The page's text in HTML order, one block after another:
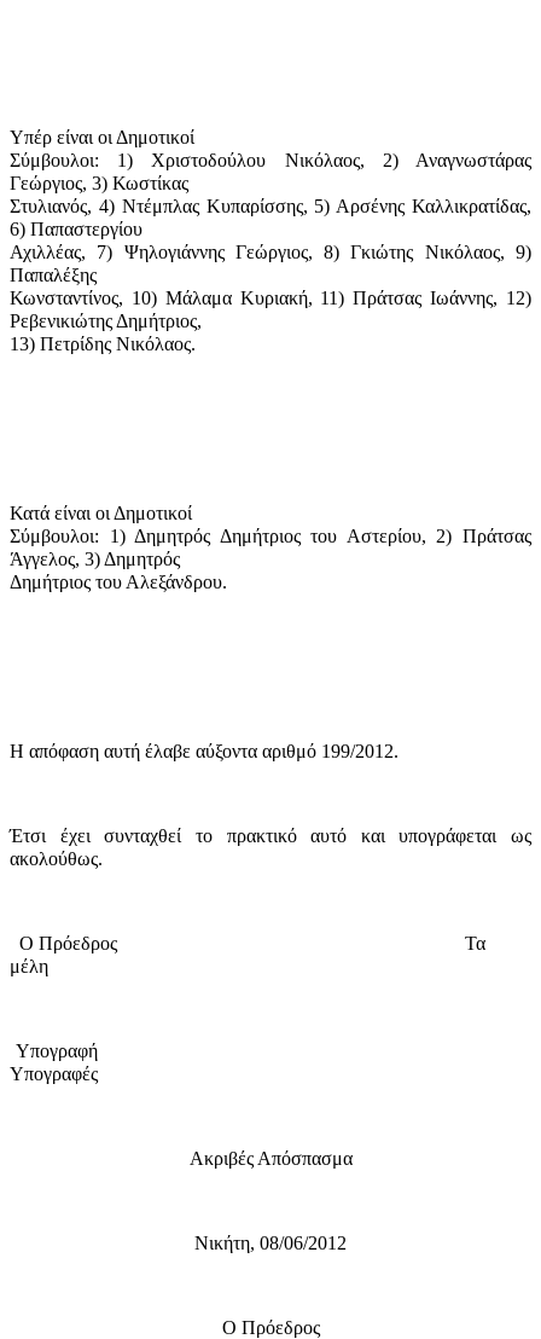
Υπέρ είναι οι Δημοτικοί
Σύμβουλοι: 1) Χριστοδούλου Νικόλαος, 2) Αναγνωστάρας
Γεώργιος, 3) Κωστίκας
Στυλιανός, 4) Ντέμπλας Κυπαρίσσης, 5) Αρσένης Καλλικρατίδας,
6) Παπαστεργίου
Αχιλλέας, 7) Ψηλογιάννης Γεώργιος, 8) Γκιώτης Νικόλαος, 9)
Παπαλέξης
Κωνσταντίνος, 10) Μάλαμα Κυριακή, 11) Πράτσας Ιωάννης, 12)
Ρεβενικιώτης Δημήτριος,
13) Πετρίδης Νικόλαος.
Κατά είναι οι Δημοτικοί
Σύμβουλοι: 1) Δημητρός Δημήτριος του Αστερίου, 2) Πράτσας
Άγγελος, 3) Δημητρός
Δημήτριος του Αλεξάνδρου.
Η απόφαση αυτή έλαβε αύξοντα αριθμό 199/2012.
Έτσι έχει συνταχθεί το πρακτικό αυτό και υπογράφεται ως
ακολούθως.
Ο Πρόεδρος
Τα
μέλη
Υπογραφή
Υπογραφές
Ακριβές Απόσπασμα
Νικήτη, 08/06/2012
Ο Πρόεδρος